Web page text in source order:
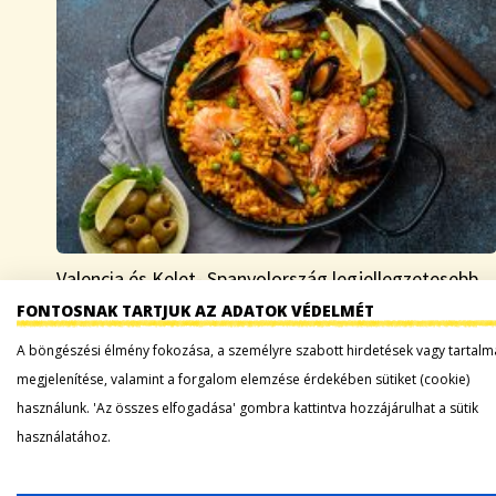
Valencia és Kelet- Spanyolország legjellegzetesebb
étele a paella, ami tökéletes példája annak, hogy ha
különböző népcsoportok találkoznak, abból remek
dolgok születhetnek. Ha hihetünk a legendának, a
rómaiak adták a serpenyőt,…
FONTOSNAK TARTJUK AZ ADATOK VÉDELMÉT
A böngészési élmény fokozása, a személyre szabott hirdetések vagy
megjelenítése, valamint a forgalom elemzése érdekében sütiket (cookie)
használunk. 'Az összes elfogadása' gombra kattintva hozzájárulhat a sütik
használatához.